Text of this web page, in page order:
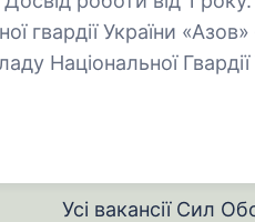
гвардії України
Національної
Усі вакансії Сил